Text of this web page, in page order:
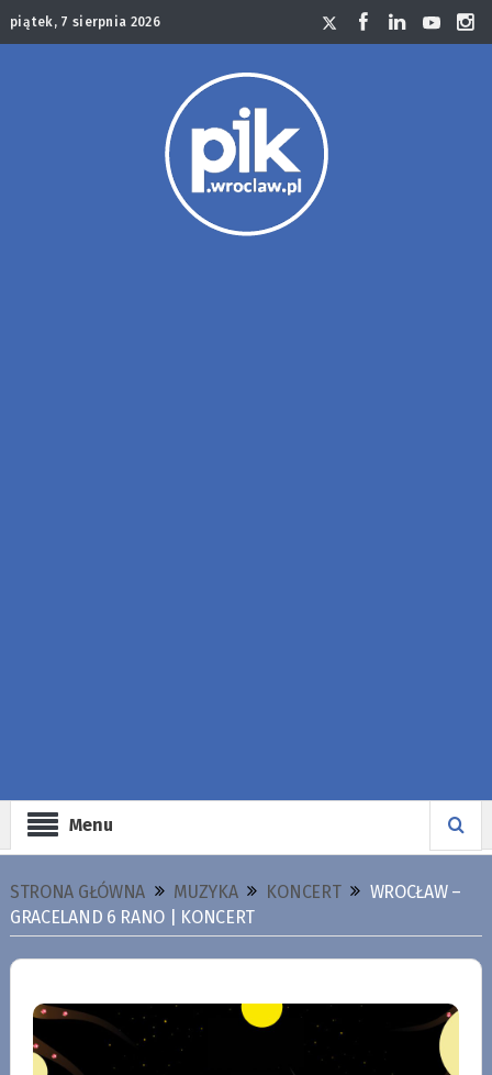
piątek, 7 sierpnia 2026
Menu
STRONA GŁÓWNA MUZYKA KONCERT
WROCŁAW –
GRACELAND 6 RANO | KONCERT